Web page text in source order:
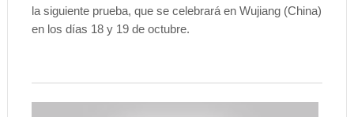
la siguiente prueba, que se celebrará en Wujiang (China)
en los días 18 y 19 de octubre.